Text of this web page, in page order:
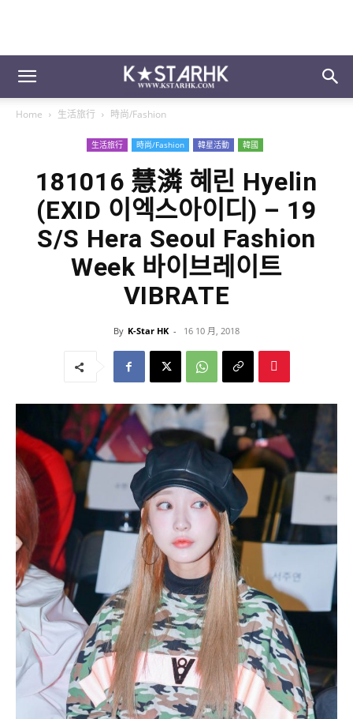
Home 生活旅行 時尚/Fashion
生活旅行 時尚/Fashion 韓星活動 韓國
181016 慧潾 혜린 Hyelin
(EXID 이엑스아이디) – 19
S/S Hera Seoul Fashion
Week 바이브레이트
VIBRATE
By K-Star HK - 16 10 月, 2018